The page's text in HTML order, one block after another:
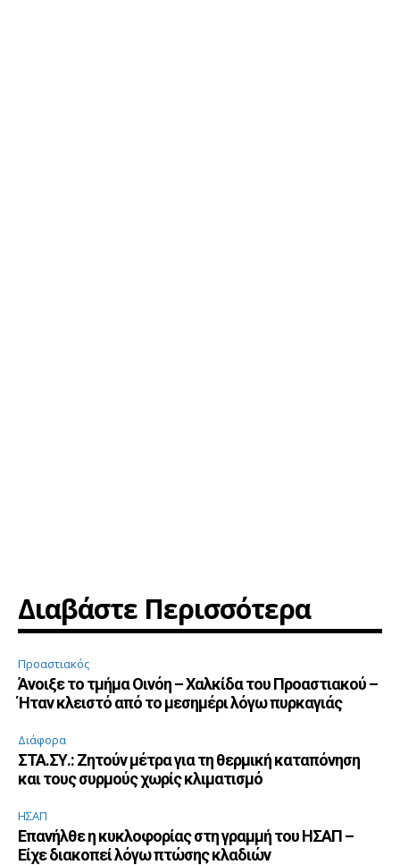
Διαβάστε Περισσότερα
Προαστιακός
Άνοιξε το τμήμα Οινόη – Χαλκίδα του Προαστιακού –
Ήταν κλειστό από το μεσημέρι λόγω πυρκαγιάς
Διάφορα
ΣΤΑ.ΣΥ.: Ζητούν μέτρα για τη θερμική καταπόνηση
και τους συρμούς χωρίς κλιματισμό
ΗΣΑΠ
Επανήλθε η κυκλοφορίας στη γραμμή του ΗΣΑΠ –
Είχε διακοπεί λόγω πτώσης κλαδιών